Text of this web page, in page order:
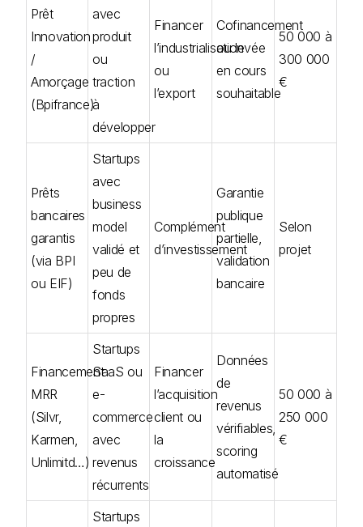
Prêt
Innovation
/
Amorçage
(Bpifrance)
avec
produit
ou
traction
à
développer
Financer
l’industrialisation
ou
l’export
Cofinancement
ou levée
en cours
souhaitable
50 000 à
300 000
€
Prêts
bancaires
garantis
(via BPI
ou EIF)
Startups
avec
business
model
validé et
peu de
fonds
propres
Complément
d’investissement
Garantie
publique
partielle,
validation
bancaire
Selon
projet
Financement
MRR
(Silvr,
Karmen,
Unlimitd…)
Startups
SaaS ou
e-
commerce
avec
revenus
récurrents
Financer
l’acquisition
client ou
la
croissance
Données
de
revenus
vérifiables,
scoring
automatisé
50 000 à
250 000
€
Startups